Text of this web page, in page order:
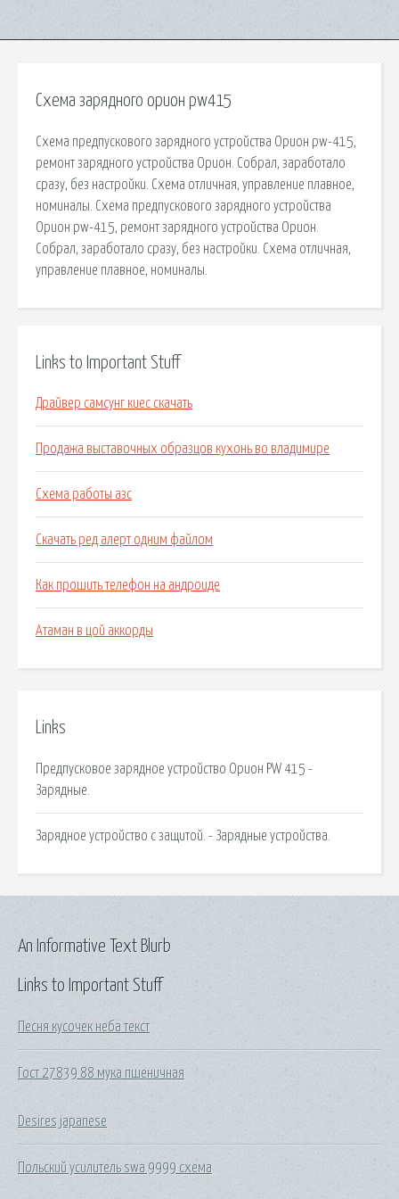
Схема зарядного орион pw415
Схема предпускового зарядного устройства Орион pw-415,
ремонт зарядного устройства Орион. Собрал, заработало
сразу, без настройки. Схема отличная, управление плавное,
номиналы. Схема предпускового зарядного устройства
Орион pw-415, ремонт зарядного устройства Орион.
Собрал, заработало сразу, без настройки. Схема отличная,
управление плавное, номиналы.
Links to Important Stuff
Драйвер самсунг киес скачать
Продажа выставочных образцов кухонь во владимире
Схема работы азс
Скачать ред алерт одним файлом
Как прошить телефон на андроиде
Атаман в цой аккорды
Links
Предпусковое зарядное устройство Орион PW 415 -
Зарядные.
Зарядное устройство с защитой. - Зарядные устройства.
Links to Important Stuff
Песня кусочек неба текст
Гост 27839 88 мука пшеничная
Desires japanese
Польский усилитель swa 9999 схема
An Informative Text Blurb